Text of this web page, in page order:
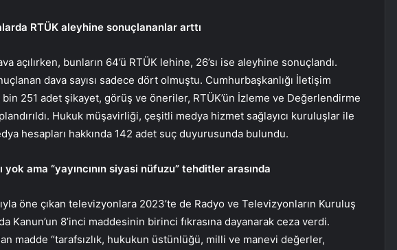
RTÜK aleyhine sonuçlananlar arttı
açılırken, bunların 64’ü RTÜK lehine, 26’sı ise aleyhine sonuçlandı.
dava sayısı sadece dört olmuştu. Cumhurbaşkanlığı İletişim
251 adet şikayet, görüş ve öneriler, RTÜK’ün İzleme ve Değerlendirme
Hukuk müşavirliği, çeşitli medya hizmet sağlayıcı kuruluşlar ile
hesapları hakkında 142 adet suç duyurusunda bulundu.
ama “yayıncının siyasi nüfuzu” tehditler arasında
öne çıkan televizyonlara 2023’te de Radyo ve Televizyonların Kuruluş
Kanun’un 8’inci maddesinin birinci fıkrasına dayanarak ceza verdi.
madde “tarafsızlık, hukukun üstünlüğü, milli ve manevi değerler,